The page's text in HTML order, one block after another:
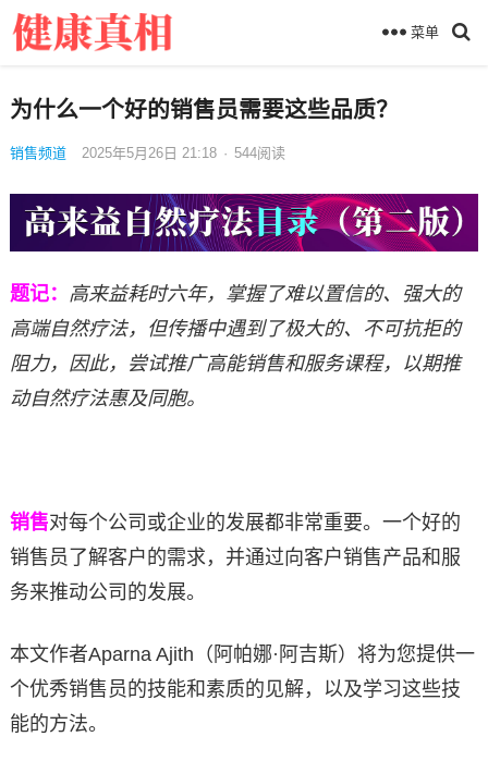
菜单
为什么一个好的销售员需要这些品质？
销售频道 2025年5月26日 21:18 · 544阅读
题记： 高来益耗时六年，掌握了难以置信的、强大的
高端自然疗法，但传播中遇到了极大的、不可抗拒的
阻力，因此，尝试推广高能销售和服务课程，以期推
动自然疗法惠及同胞。
销售对每个公司或企业的发展都非常重要。一个好的
销售员了解客户的需求，并通过向客户销售产品和服
务来推动公司的发展。
本文作者Aparna Ajith（阿帕娜·阿吉斯）将为您提供一
个优秀销售员的技能和素质的见解，以及学习这些技
能的方法。